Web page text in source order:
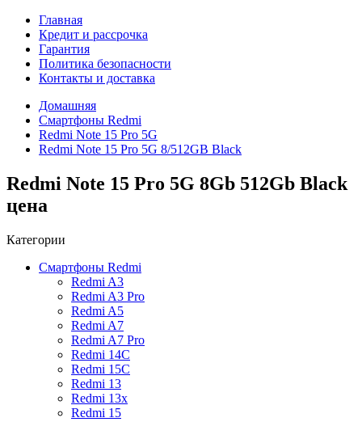
Главная
Кредит и рассрочка
Гарантия
Политика безопасности
Контакты и доставка
Домашняя
Смартфоны Redmi
Redmi Note 15 Pro 5G
Redmi Note 15 Pro 5G 8/512GB Black
Redmi Note 15 Pro 5G 8Gb 512Gb Black
цена
Категории
Смартфоны Redmi
Redmi A3
Redmi A3 Pro
Redmi A5
Redmi A7
Redmi A7 Pro
Redmi 14C
Redmi 15C
Redmi 13
Redmi 13x
Redmi 15